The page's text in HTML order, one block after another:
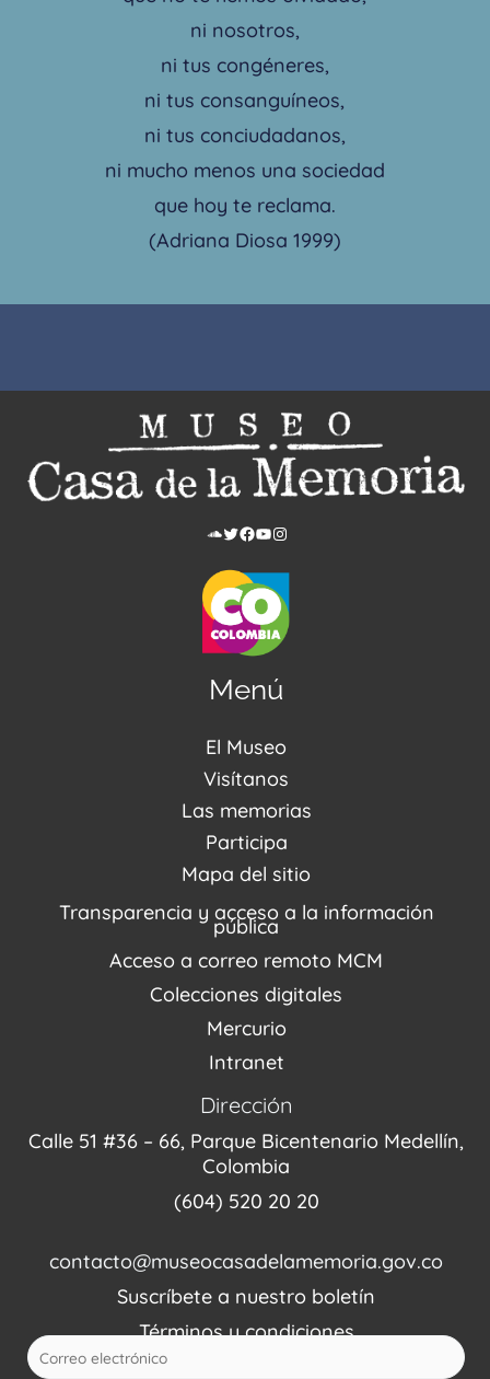
ni nosotros,
ni tus congéneres,
ni tus consanguíneos,
ni tus conciudadanos,
ni mucho menos una sociedad
que hoy te reclama.
(Adriana Diosa 1999)
SoundCloud Twitter Facebook YouTube
Menú
El Museo
Acerca de nosotros
Noticias
PQRSDF
Visítanos
Visítanos
Reserva tus espacios
Agenda / Programación
Recorridos Virtuales
Las memorias
Centro de Recursos
Repositorio (MUSEO / CASA / MEMORIA)
Narrativas del conflicto
Proyectos
Enlaces de memorias
Fondo Editorial
Participa
Estímulos
Mapa del sitio
Transparencia y acceso a la información
pública
Acceso a correo remoto MCM
Colecciones digitales
Mercurio
Intranet
Dirección
Calle 51 #36 – 66, Parque Bicentenario Medellín,
Colombia
(604) 520 20 20
contacto@museocasadelamemoria.gov.co
Suscríbete a nuestro boletín
Términos y condiciones